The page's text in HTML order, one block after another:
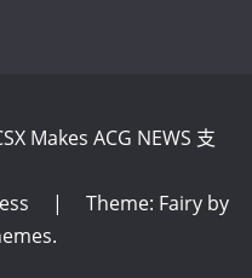
Makes ACG NEWS 支
|
Theme: Fairy by
.